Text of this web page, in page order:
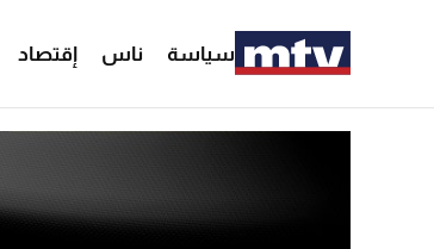
سياسة ناس إقتصاد